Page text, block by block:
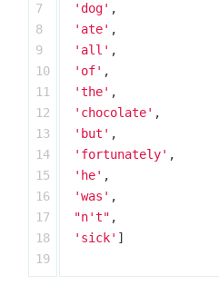
7
8
9
10
11
12
13
14
15
16
17
18
'dog' ,
'ate' ,
'all' ,
'of' ,
'the' ,
'chocolate' ,
'but' ,
'fortunately' ,
'he' ,
'was' ,
"n't" ,
'sick' ]